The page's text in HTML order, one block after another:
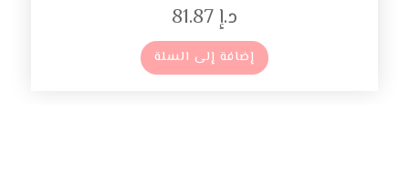
د.إ
إضافة إلى السلة